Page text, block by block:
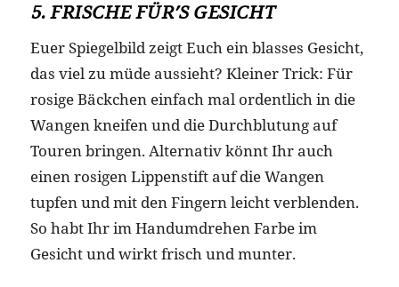
5. FRISCHE FÜR’S GESICHT
Euer Spiegelbild zeigt Euch ein blasses Gesicht,
das viel zu müde aussieht? Kleiner Trick: Für
rosige Bäckchen einfach mal ordentlich in die
Wangen kneifen und die Durchblutung auf
Touren bringen. Alternativ könnt Ihr auch
einen rosigen Lippenstift auf die Wangen
tupfen und mit den Fingern leicht verblenden.
So habt Ihr im Handumdrehen Farbe im
Gesicht und wirkt frisch und munter.